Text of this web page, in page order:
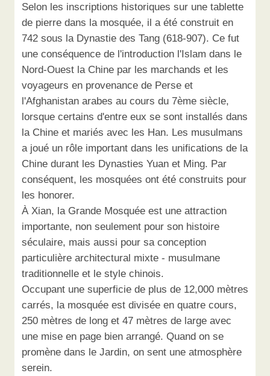
Selon les inscriptions historiques sur une tablette
de pierre dans la mosquée, il a été construit en
742 sous la Dynastie des Tang (618-907). Ce fut
une conséquence de l'introduction l'Islam dans le
Nord-Ouest la Chine par les marchands et les
voyageurs en provenance de Perse et
l'Afghanistan arabes au cours du 7ème siècle,
lorsque certains d'entre eux se sont installés dans
la Chine et mariés avec les Han. Les musulmans
a joué un rôle important dans les unifications de la
Chine durant les Dynasties Yuan et Ming. Par
conséquent, les mosquées ont été construits pour
les honorer.
À Xian, la Grande Mosquée est une attraction
importante, non seulement pour son histoire
séculaire, mais aussi pour sa conception
particulière architectural mixte - musulmane
traditionnelle et le style chinois.
Occupant une superficie de plus de 12,000 mètres
carrés, la mosquée est divisée en quatre cours,
250 mètres de long et 47 mètres de large avec
une mise en page bien arrangé. Quand on se
promène dans le Jardin, on sent une atmosphère
serein.